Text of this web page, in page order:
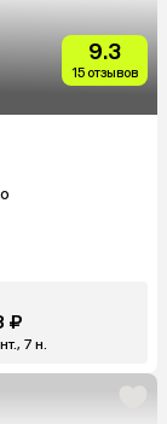
9.3
15 отзывов
₽
7 н.